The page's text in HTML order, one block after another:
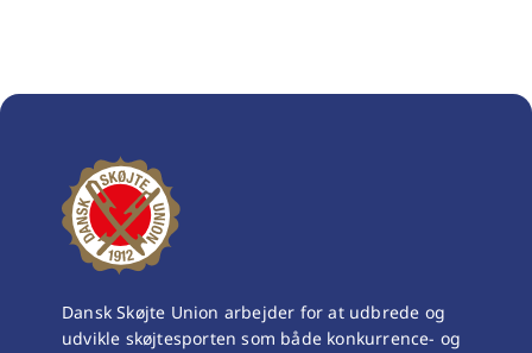
Dansk Skøjte Union arbejder for at udbrede og
udvikle skøjtesporten som både konkurrence- og